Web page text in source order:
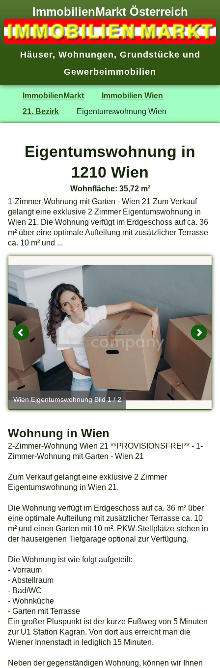
ImmobilienMarkt Österreich
Häuser, Wohnungen, Grundstücke und
Gewerbeimmobilien
ImmobilienMarkt
Immobilien Wien
21. Bezirk
Eigentumswohnung Wien
Eigentumswohnung in
1210 Wien
Wohnfläche: 35,72 m²
1-Zimmer-Wohnung mit Garten - Wien 21 Zum Verkauf
gelangt eine exklusive 2 Zimmer Eigentumswohnung in
Wien 21. Die Wohnung verfügt im Erdgeschoss auf ca. 36
m² über eine optimale Aufteilung mit zusätzlicher Terrasse
ca. 10 m² und ...
Wien Eigentumswohnung Bild 1 / 2
Wohnung in Wien
2-Zimmer-Wohnung Wien 21 **PROVISIONSFREI** - 1-
Zimmer-Wohnung mit Garten - Wien 21
Zum Verkauf gelangt eine exklusive 2 Zimmer
Eigentumswohnung in Wien 21.
Die Wohnung verfügt im Erdgeschoss auf ca. 36 m² über
eine optimale Aufteilung mit zusätzlicher Terrasse ca. 10
m² und einen Garten mit 10 m². PKW-Stellplätze stehen in
der hauseigenen Tiefgarage optional zur Verfügung.
Die Wohnung ist wie folgt aufgeteilt:
- Vorraum
- Abstellraum
- Bad/WC
- Wohnküche
- Garten mit Terrasse
Ein großer Pluspunkt ist der kurze Fußweg von 5 Minuten
zur U1 Station Kagran. Von dort aus erreicht man die
Wiener Innenstadt in lediglich 15 Minuten.
Neben der gegenständigen Wohnung, können wir Ihnen